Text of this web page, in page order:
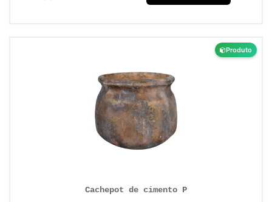
Produto
Cachepot de cimento P